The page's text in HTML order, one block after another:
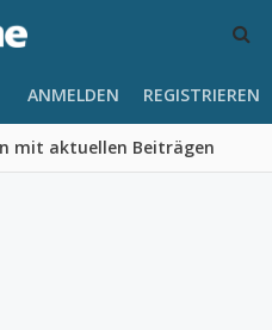
mit aktuellen Beiträgen
ANMELDEN REGISTRIEREN